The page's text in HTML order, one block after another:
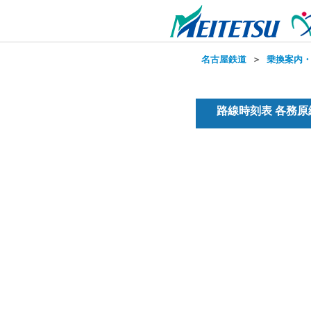
名古屋鉄道 ＞ 乗換案内
路線時刻表 各務